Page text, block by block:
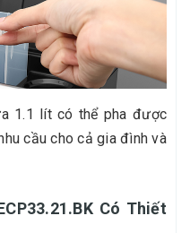
1.1 lít có thể pha được
cầu cho cả gia đình và
Có Thiết